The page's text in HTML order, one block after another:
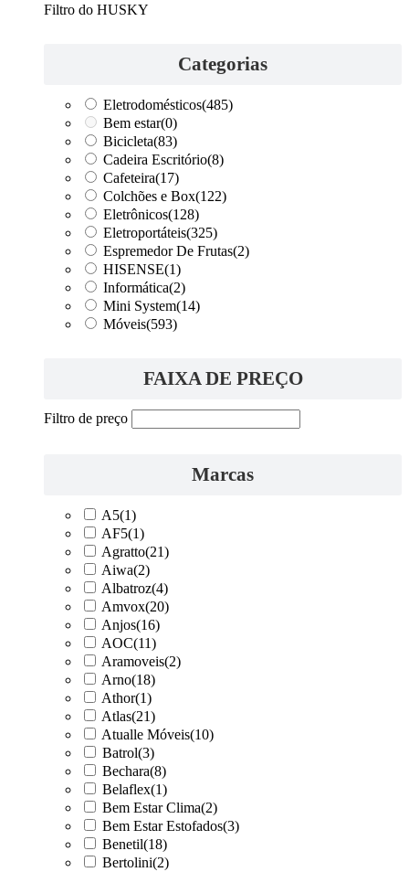
Filtro do HUSKY
Categorias
Eletrodomésticos(485)
Bem estar(0)
Bicicleta(83)
Cadeira Escritório(8)
Cafeteira(17)
Colchões e Box(122)
Eletrônicos(128)
Eletroportáteis(325)
Espremedor De Frutas(2)
HISENSE(1)
Informática(2)
Mini System(14)
Móveis(593)
FAIXA DE PREÇO
Filtro de preço
Marcas
A5(1)
AF5(1)
Agratto(21)
Aiwa(2)
Albatroz(4)
Amvox(20)
Anjos(16)
AOC(11)
Aramoveis(2)
Arno(18)
Athor(1)
Atlas(21)
Atualle Móveis(10)
Batrol(3)
Bechara(8)
Belaflex(1)
Bem Estar Clima(2)
Bem Estar Estofados(3)
Benetil(18)
Bertolini(2)